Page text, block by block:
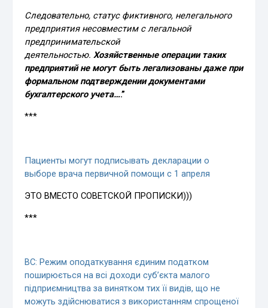
Следовательно, статус фиктивного, нелегального
предприятия несовместим с легальной
предпринимательской
деятельностью.Хозяйственные операции таких
предприятий не могут быть легализованы даже при
формальном подтверждении документами
бухгалтерского учета….”
***
Пациенты могут подписывать декларации о
выборе врача первичной помощи с 1 апреля
ЭТО ВМЕСТО СОВЕТСКОЙ ПРОПИСКИ)))
***
ВС: Режим оподаткування єдиним податком
пошиpюється на всі доходи суб’єкта малого
підприємництва за винятком тих її видів, що не
можуть здійснюватися з викоpистанням спpощеної